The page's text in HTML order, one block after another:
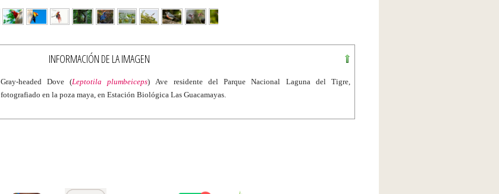
INFORMACIÓN DE LA IMAGEN
Gray-headed Dove (Leptotila plumbeiceps) Ave residente del Parque Nacional Laguna del Tigre,
fotografiado en la poza maya, en Estación Biológica Las Guacamayas.